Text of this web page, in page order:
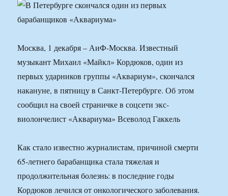
Москва, 1 декабря – АиФ-Москва. Известный
музыкант Михаил «Майкл» Кордюков, один из
первых ударников группы «Аквариум», скончался
накануне, в пятницу в Санкт-Петербурге. Об этом
сообщил на своей страничке в соцсети экс-
виолончелист «Аквариума» Всеволод Гаккель
Как стало известно журналистам, причиной смерти
65-летнего барабанщика стала тяжелая и
продолжительная болезнь: в последние годы
Кордюков лечился от онкологического заболевания.